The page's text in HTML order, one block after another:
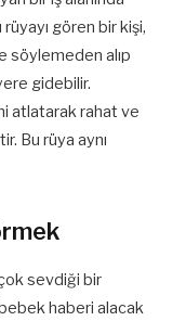
rüyayı gören bir kişi,
söylemeden alıp
gidebilir.
atlatarak rahat ve
Bu rüya aynı
sevdiği bir
bebek haberi alacak